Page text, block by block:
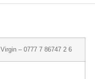
Virgin – 0777 7 86747 2 6